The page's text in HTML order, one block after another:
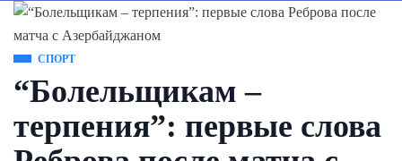
СПОРТ
“Болельщикам –
терпения”: первые слова